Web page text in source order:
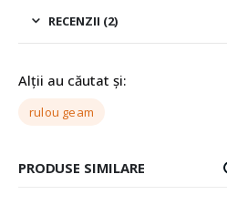
RECENZII (2)
Alții au căutat și:
rulou geam
PRODUSE SIMILARE